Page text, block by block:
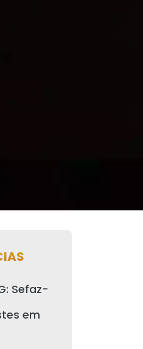
Sefaz-
em